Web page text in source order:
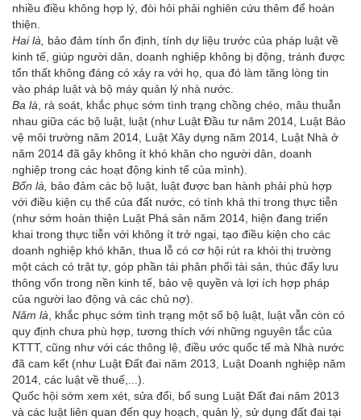
nhiều điều không hợp lý, đòi hỏi phải nghiên cứu thêm để hoàn
thiện.
Hai là,
bảo đảm tính ổn định, tính dự liệu trước của pháp luật về
kinh tế, giúp người dân, doanh nghiệp không bị động, tránh được
tổn thất không đáng có xảy ra với họ, qua đó làm tăng lòng tin
vào pháp luật và bộ máy quản lý nhà nước.
Ba là , rà soát, khắc phục sớm tình trạng chồng chéo, mâu thuẫn
nhau giữa các bộ luật, luật (như Luật Đầu tư năm 2014, Luật Bảo
vệ môi trường năm 2014, Luật Xây dựng năm 2014, Luật Nhà ở
năm 2014 đã gây không ít khó khăn cho người dân, doanh
nghiệp trong các hoạt động kinh tế của mình).
Bốn là,
bảo đảm các bộ luật, luật được ban hành phải phù hợp
với điều kiện cụ thể của đất nước, có tính khả thi trong thực tiễn
(như sớm hoàn thiện Luật Phá sản năm 2014, hiện đang triển
khai trong thực tiễn với không ít trở ngại, tạo điều kiện cho các
doanh nghiệp khó khăn, thua lỗ có cơ hội rút ra khỏi thị trường
một cách có trật tự, góp phần tái phân phối tài sản, thúc đẩy lưu
thông vốn trong nền kinh tế, bảo vệ quyền và lợi ích hợp pháp
của người lao động và các chủ nợ).
Năm là , khắc phục sớm tình trạng một số bộ luật, luật vẫn còn có
quy định chưa phù hợp, tương thích với những nguyên tắc của
KTTT, cũng như với các thông lệ, điều ước quốc tế mà Nhà nước
đã cam kết (như Luật Đất đai năm 2013, Luật Doanh nghiệp năm
2014, các luật về thuế,...).
Quốc hội sớm xem xét, sửa đổi, bổ sung Luật Đất đai năm 2013
và các luật liên quan đến quy hoạch, quản lý, sử dụng đất đai tại